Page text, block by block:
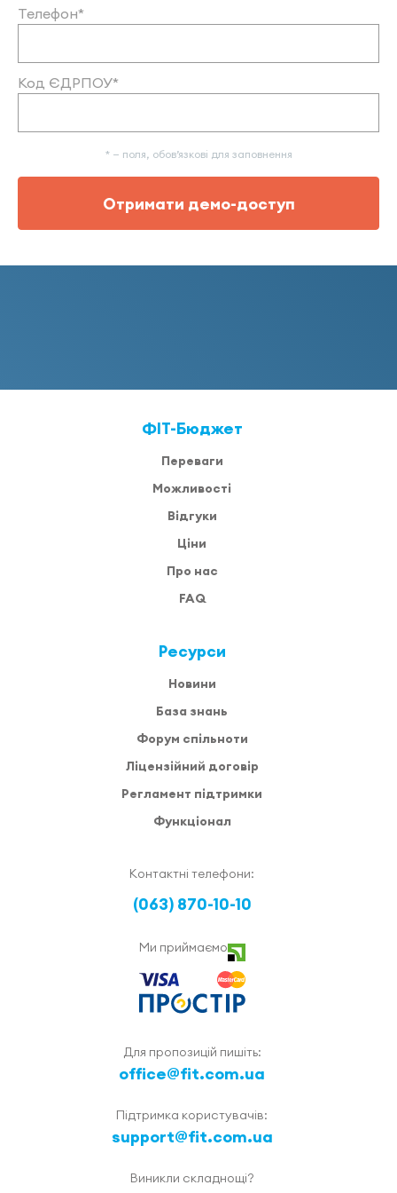
Телефон*
Код ЄДРПОУ*
* — поля, обов’язкові для заповнення
Отримати демо-доступ
ФІТ-Бюджет
Переваги
Можливості
Відгуки
Ціни
Про нас
FAQ
Ресурси
Новини
База знань
Форум спільноти
Ліцензійний договір
Регламент підтримки
Функціонал
Контактні телефони:
(063) 870-10-10
Ми приймаємо
Для пропозицій пишіть:
office@fit.com.ua
Підтримка користувачів:
support@fit.com.ua
Виникли складнощі?